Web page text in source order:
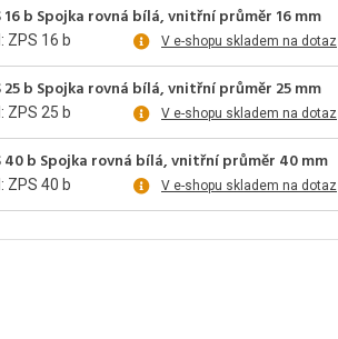
16 b Spojka rovná bílá, vnitřní průměr 16 mm
ZPS 16 b V e-shopu skladem na dotaz
25 b Spojka rovná bílá, vnitřní průměr 25 mm
ZPS 25 b V e-shopu skladem na dotaz
40 b Spojka rovná bílá, vnitřní průměr 40 mm
ZPS 40 b V e-shopu skladem na dotaz